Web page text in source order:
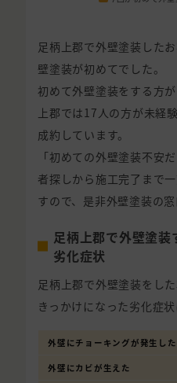
足柄上郡で外壁塗装した
壁塗装が初めてでした。
初めて外壁塗装をする方
上郡では17人の方が未経
成約しています。
「初めての外壁塗装不安
者探しから施工完了まで
すので、是非外壁塗装の
足柄上郡で外壁塗装
劣化症状
足柄上郡で外壁塗装をし
きっかけになった劣化症
外壁にチョーキングが発生した
外壁にカビが生えた